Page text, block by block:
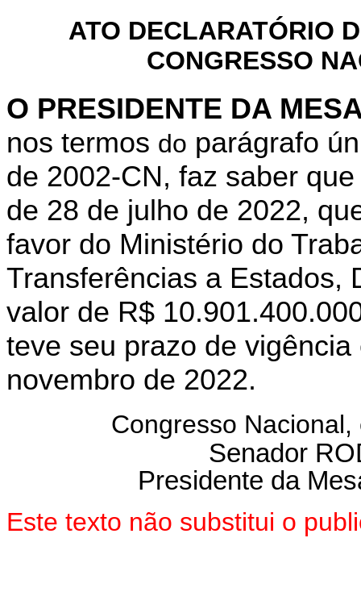
ATO DECLARATÓRIO
CONGRESSO
O PRESIDENTE DA
nos termos do parágrafo
de 2002-CN, faz saber
de 28 de julho de 2022,
favor do Ministério do
Transferências a Estados,
valor de R$
teve seu prazo de vigência
novembro de 2022.
Congresso
Senador
Presidente da
Este texto não substitui o